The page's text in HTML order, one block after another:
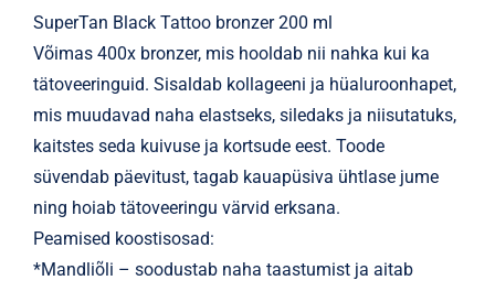
SuperTan Black Tattoo bronzer 200 ml
Võimas 400x bronzer, mis hooldab nii nahka kui ka
tätoveeringuid. Sisaldab kollageeni ja hüaluroonhapet,
mis muudavad naha elastseks, siledaks ja niisutatuks,
kaitstes seda kuivuse ja kortsude eest. Toode
süvendab päevitust, tagab kauapüsiva ühtlase jume
ning hoiab tätoveeringu värvid erksana.
Peamised koostisosad:
*Mandliõli – soodustab naha taastumist ja aitab